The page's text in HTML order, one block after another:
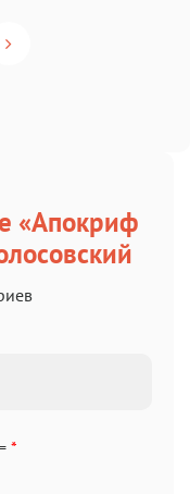
«Апокриф
*